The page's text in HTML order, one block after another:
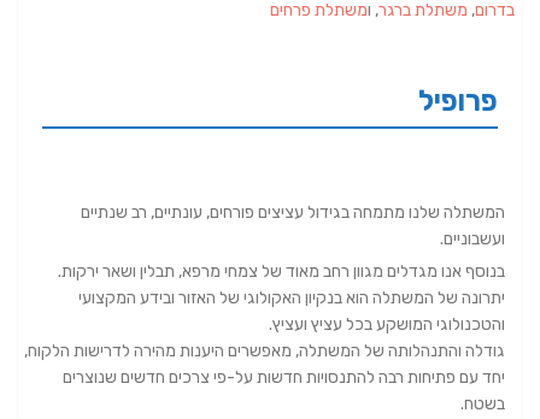
בדרום, משתלת ברגר, ומשתלת פרחים
פרופיל
המשתלה שלנו מתמחה בגידול עציצים פורחים, עונתיים, רב שנתיים
ועשבוניים.
בנוסף אנו מגדלים מגוון רחב מאוד של צמחי מרפא, תבלין ושאר ירקות.
יתרונה של המשתלה הוא בנקיון האקולוגי של האזור ובידע המקצועי
והטכנולוגי המושקע בכל עציץ ועציץ.
גודלה והתנהלותה של המשתלה, מאפשרים היענות מהירה לדרישות הלקוח,
יחד עם פתיחות רבה להתנסויות חדשות על-פי צרכים חדשים שנוצרים
בשטח.